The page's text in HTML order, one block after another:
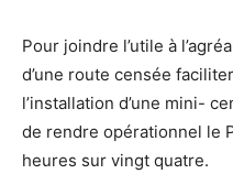
Pour joindre l’utile à
d’une route censée
l’installation d’une mini-
de rendre opérationnel le
heures sur vingt quatre.